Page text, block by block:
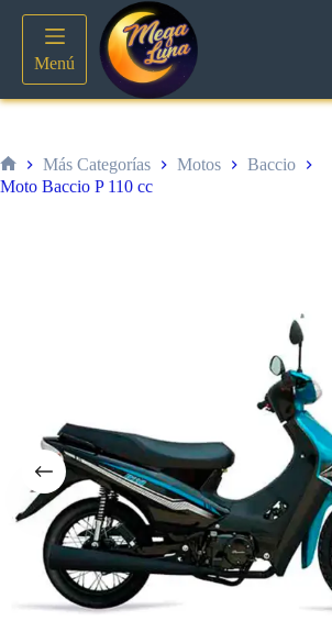
contenido
Menú
Inicio
Más Categorías Motos
Baccio
Moto Baccio P 110 cc